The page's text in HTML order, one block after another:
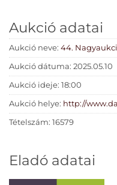
Váci és a
van még
izgalmas
Early
rail and
Aukció adatai
Aukció neve: 44.
Aukció dátuma: 2025.05.10
Aukció ideje: 18:00
Aukció helye: http://
Tételszám: 16579
Eladó adatai